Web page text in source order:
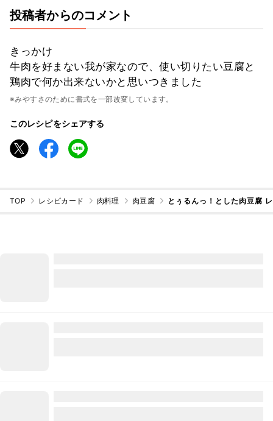
投稿者からのコメント
きっかけ
牛肉を好まない我が家なので、使い切りたい豆腐と
鶏肉で何か出来ないかと思いつきました
※みやすさのために書式を一部改変しています。
このレシピをシェアする
TOP レシピカード 肉料理 肉豆腐 とぅるんっ！とした肉豆腐